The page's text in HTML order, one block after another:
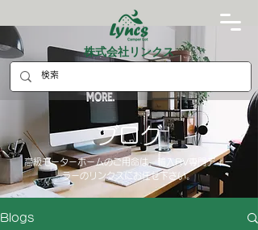
株式会社リンクス
ブログ
高級モーターホームのご用命は、輸入RV専門ディー
ラーのリンクスにお任せ下さい。
Blogs